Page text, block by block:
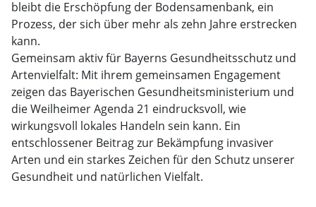
bleibt die Erschöpfung der Bodensamenbank, ein
Prozess, der sich über mehr als zehn Jahre erstrecken
kann.
Gemeinsam aktiv für Bayerns Gesundheitsschutz und
Artenvielfalt: Mit ihrem gemeinsamen Engagement
zeigen das Bayerischen Gesundheitsministerium und
die Weilheimer Agenda 21 eindrucksvoll, wie
wirkungsvoll lokales Handeln sein kann. Ein
entschlossener Beitrag zur Bekämpfung invasiver
Arten und ein starkes Zeichen für den Schutz unserer
Gesundheit und natürlichen Vielfalt.